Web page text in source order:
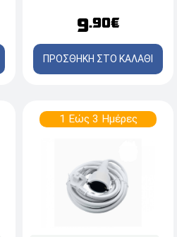
9.90€
ΠΡΟΣΘΗΚΗ ΣΤΟ ΚΑΛΑΘΙ
1 Εώς 3 Ημέρες